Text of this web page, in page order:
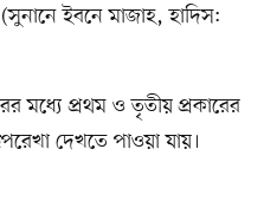
ইবনে মাজাহ, হাদিস:
মধ্যে প্রথম ও তৃতীয় প্রকারের
দেখতে পাওয়া যায়।